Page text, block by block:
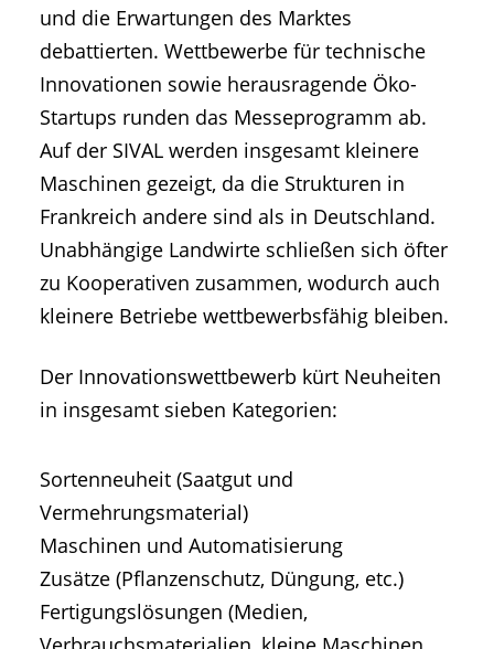
und die Erwartungen des Marktes
debattierten. Wettbewerbe für technische
Innovationen sowie herausragende Öko-
Startups runden das Messeprogramm ab.
Auf der SIVAL werden insgesamt kleinere
Maschinen gezeigt, da die Strukturen in
Frankreich andere sind als in Deutschland.
Unabhängige Landwirte schließen sich öfter
zu Kooperativen zusammen, wodurch auch
kleinere Betriebe wettbewerbsfähig bleiben.
Der Innovationswettbewerb kürt Neuheiten
in insgesamt sieben Kategorien:
Sortenneuheit (Saatgut und
Vermehrungsmaterial)
Maschinen und Automatisierung
Zusätze (Pflanzenschutz, Düngung, etc.)
Fertigungslösungen (Medien,